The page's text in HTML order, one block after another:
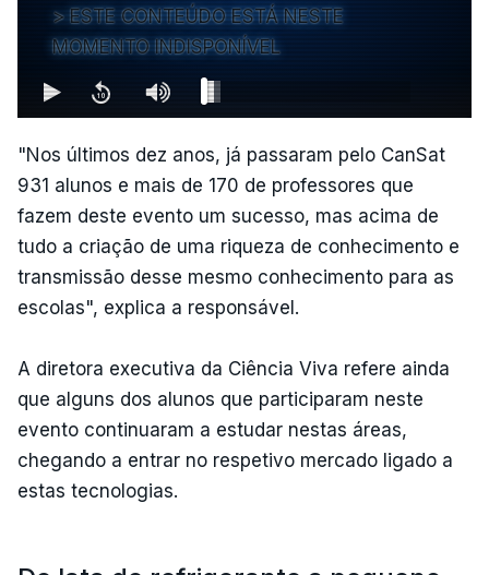
ESTE CONTEÚDO ESTÁ NESTE
MOMENTO INDISPONÍVEL
"Nos últimos dez anos, já passaram pelo CanSat
931 alunos e mais de 170 de professores que
fazem deste evento um sucesso, mas acima de
tudo a criação de uma riqueza de conhecimento e
transmissão desse mesmo conhecimento para as
escolas", explica a responsável.
A diretora executiva da Ciência Viva refere ainda
que alguns dos alunos que participaram neste
evento continuaram a estudar nestas áreas,
chegando a entrar no respetivo mercado ligado a
estas tecnologias.